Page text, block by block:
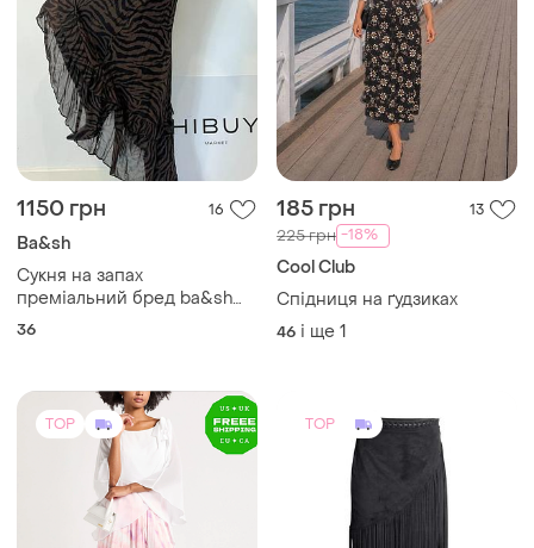
1150 грн 16
Ba&sh
Сукня на запах
преміальний бред ba&sh
віскоза
36
185 грн 13
225 грн -18%
Cool Club
Спідниця на ґудзиках
46 і ще 1
TOP TOP